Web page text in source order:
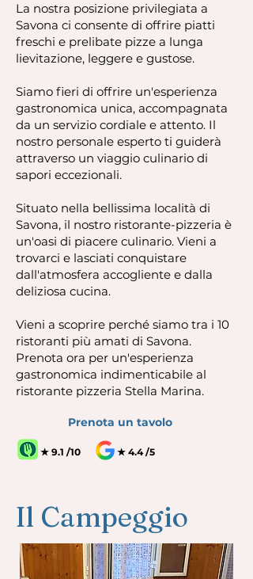
La nostra posizione privilegiata a
Savona ci consente di offrire piatti
freschi e prelibate pizze a lunga
lievitazione, leggere e gustose.
Siamo fieri di offrire un'esperienza
gastronomica unica, accompagnata
da un servizio cordiale e attento. Il
nostro personale esperto ti guiderà
attraverso un viaggio culinario di
sapori eccezionali.
Situato nella bellissima località di
Savona, il nostro ristorante-pizzeria è
un'oasi di piacere culinario. Vieni a
trovarci e lasciati conquistare
dall'atmosfera accogliente e dalla
deliziosa cucina.
Vieni a scoprire perché siamo tra i 10
ristoranti più amati di Savona.
Prenota ora per un'esperienza
gastronomica indimenticabile al
ristorante pizzeria Stella Marina.
★ 9.1 /10
Prenota un tavolo
★ 4.4 /5
Il Campeggio